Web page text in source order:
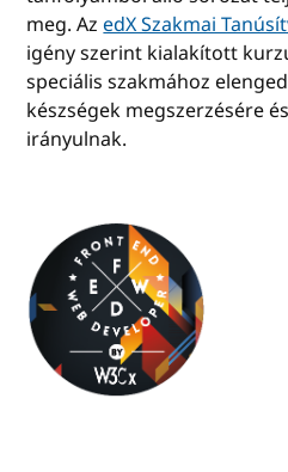
meg. AzedX Szakmai
igény szerint kialakított
speciális szakmához
készségek megszerzésére
irányulnak.